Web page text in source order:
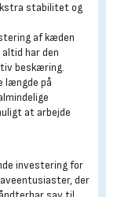
stabilitet og
af kæden
har den
beskæring.
længde på
at arbejde
investering for
der